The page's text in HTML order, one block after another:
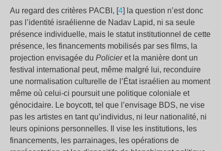
Au regard des critères PACBI, [4] la question n’est donc
pas l’identité israélienne de Nadav Lapid, ni sa seule
présence individuelle, mais le statut institutionnel de cette
présence, les financements mobilisés par ses films, la
projection envisagée du Policieret la manière dont un
festival international peut, même malgré lui, reconduire
une normalisation culturelle de l’État israélien au moment
même où celui-ci poursuit une politique coloniale et
génocidaire. Le boycott, tel que l’envisage BDS, ne vise
pas les artistes en tant qu’individus, ni leur nationalité, ni
leurs opinions personnelles. Il vise les institutions, les
financements, les parrainages, les opérations de